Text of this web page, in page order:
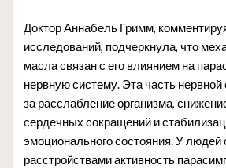
Доктор Аннабель Гримм,
исследований, подчеркнула, что
масла связан с его влиянием на
нервную систему. Эта часть
за расслабление организма,
сердечных сокращений и
эмоционального состояния. У
расстройствами активность